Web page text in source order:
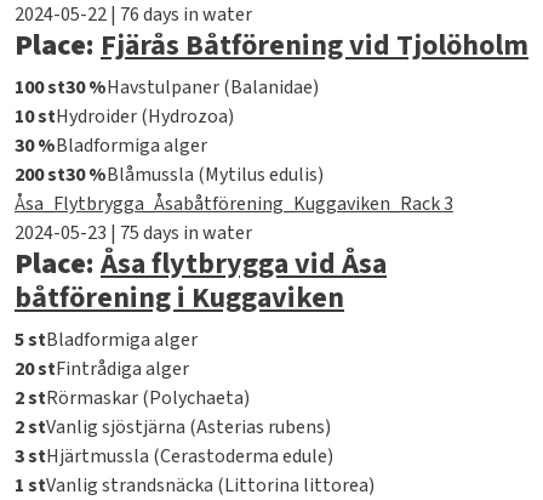
2024-05-22 | 76 days in water
Place:Fjärås Båtförening vid Tjolöholm
100 st30 %Havstulpaner (Balanidae)
10 stHydroider (Hydrozoa)
30 %Bladformiga alger
200 st30 %Blåmussla (Mytilus edulis)
Åsa_Flytbrygga_Åsabåtförening_Kuggaviken_Rack 3
2024-05-23 | 75 days in water
Place:Åsa flytbrygga vid Åsa
båtförening i Kuggaviken
5 stBladformiga alger
20 stFintrådiga alger
2 stRörmaskar (Polychaeta)
2 stVanlig sjöstjärna (Asterias rubens)
3 stHjärtmussla (Cerastoderma edule)
1 stVanlig strandsnäcka (Littorina littorea)